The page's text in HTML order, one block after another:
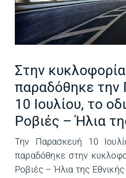
Στην κυκλοφορία
παραδόθηκε την
10 Ιουλίου, το
Ροβιές – Ήλια
Την Παρασκευή 10
παραδόθηκε στην
Ροβιές – Ήλια της